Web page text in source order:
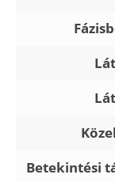
Betekintési